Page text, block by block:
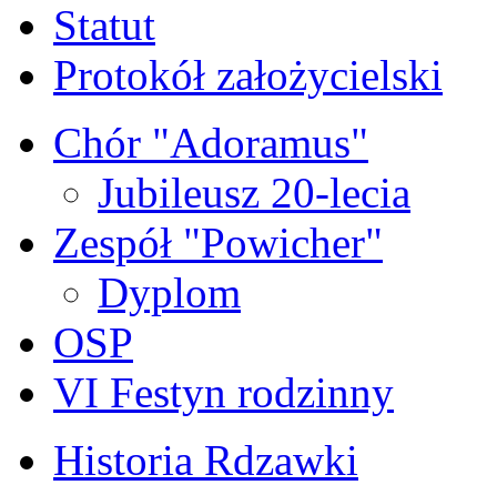
Statut
Protokół założycielski
Chór "Adoramus"
Jubileusz 20-lecia
Zespół "Powicher"
Dyplom
OSP
VI Festyn rodzinny
Historia Rdzawki